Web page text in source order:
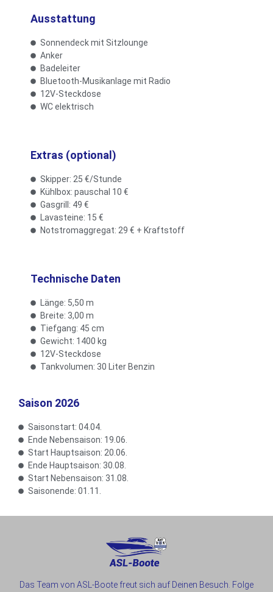
Ausstattung
Sonnendeck mit Sitzlounge
Anker
Badeleiter
Bluetooth-Musikanlage mit Radio
12V-Steckdose
WC elektrisch
Extras (optional)
Skipper: 25 €/Stunde
Kühlbox: pauschal 10 €
Gasgrill: 49 €
Lavasteine: 15 €
Notstromaggregat: 29 € + Kraftstoff
Technische Daten
Länge: 5,50 m
Breite: 3,00 m
Tiefgang: 45 cm
Gewicht: 1400 kg
12V-Steckdose
Tankvolumen: 30 Liter Benzin
Saison 2026
Saisonstart: 04.04.
Ende Nebensaison: 19.06.
Start Hauptsaison: 20.06.
Ende Hauptsaison: 30.08.
Start Nebensaison: 31.08.
Saisonende: 01.11.
Das Team von ASL-Boote freut sich auf Deinen Besuch. Folge